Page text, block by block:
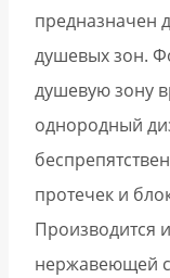
предназначен
душевых зон.
душевую зону
однородный
протечек и
Производится
нержавеющей